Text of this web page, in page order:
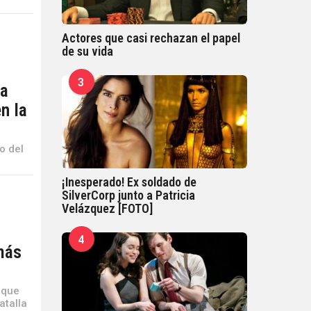
la
del
Actores que casi rechazan el papel
de su vida
3
¡Inesperado! Ex soldado de
SilverCorp junto a Patricia
Velázquez [FOTO]
4